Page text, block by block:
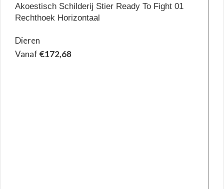
Akoestisch Schilderij Stier Ready To Fight 01
Rechthoek Horizontaal
Dieren
Vanaf €172,68